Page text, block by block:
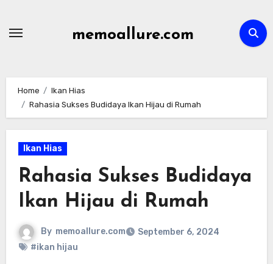
memoallure.com
Home
Ikan Hias
Rahasia Sukses Budidaya Ikan Hijau di Rumah
Ikan Hias
Rahasia Sukses Budidaya
Ikan Hijau di Rumah
By memoallure.com
September 6, 2024
#ikan hijau